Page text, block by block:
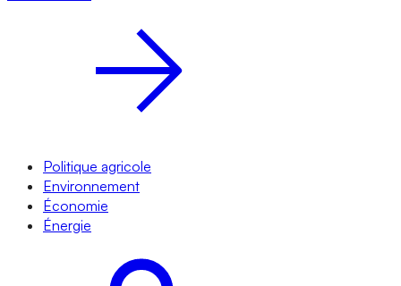
Politique agricole
Environnement
Économie
Énergie